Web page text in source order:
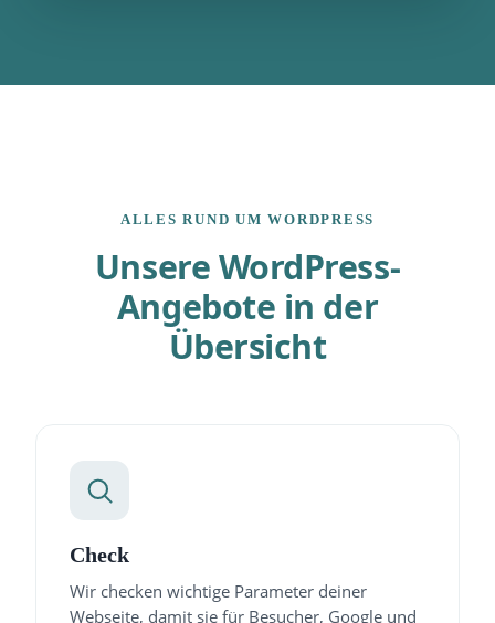
ALLES RUND UM WORDPRESS
Unsere WordPress-
Angebote in der
Übersicht
Check
Wir checken wichtige Parameter deiner
Webseite, damit sie für Besucher, Google und